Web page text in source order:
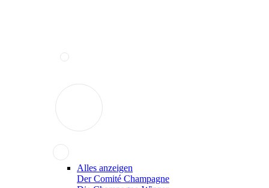
Alles anzeigen
Der Comité Champagne